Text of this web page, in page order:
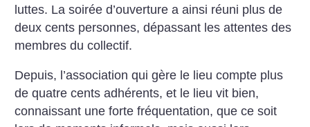
luttes. La soirée d’ouverture a ainsi réuni plus de
deux cents personnes, dépassant les attentes des
membres du collectif.
Depuis, l’association qui gère le lieu compte plus
de quatre cents adhérents, et le lieu vit bien,
connaissant une forte fréquentation, que ce soit